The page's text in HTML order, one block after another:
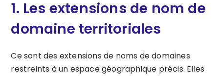
1. Les extensions de nom de
domaine territoriales
Ce sont des extensions de noms de domaines
restreints à un espace géographique précis. Elles